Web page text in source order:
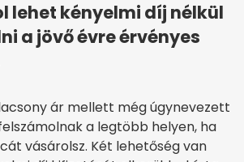
lehet kényelmi díj nélkül
a jövő évre érvényes
ár mellett még úgynevezett
a legtöbb helyen, ha
vásárolsz. Két lehetőség van